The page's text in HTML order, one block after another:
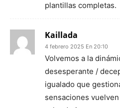
plantillas completas.
Kaillada
4 febrero 2025 En 20:10
Volvemos a la
desesperante /
igualado que
sensaciones